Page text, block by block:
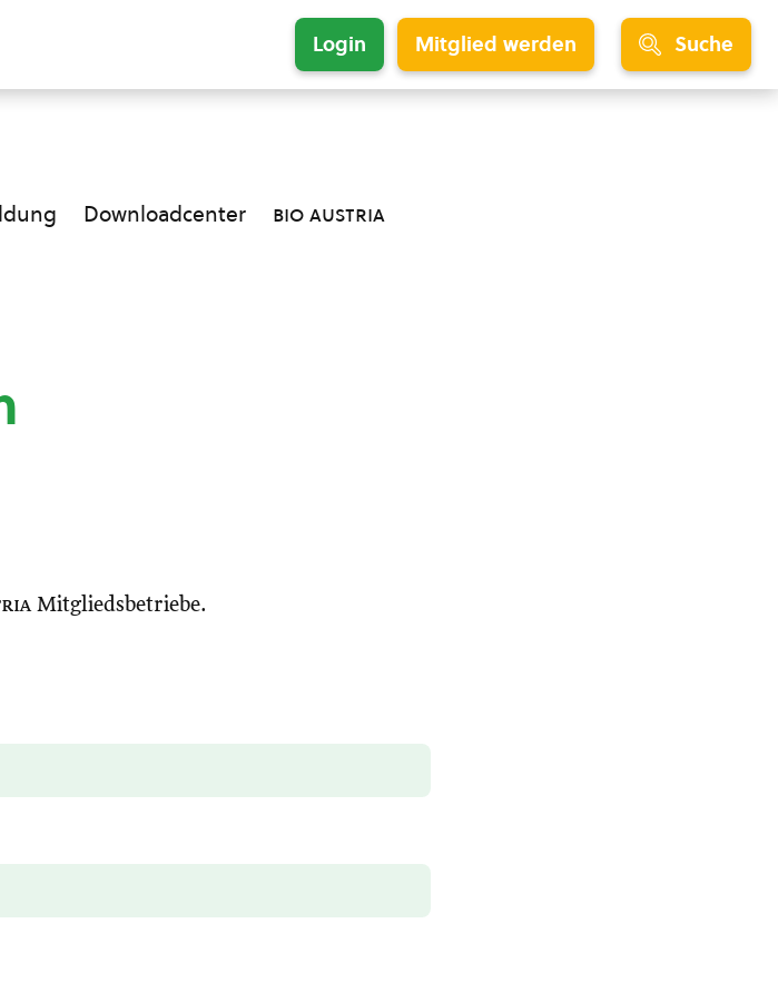
Login Mitglied werden Suche
Downloadcenter bio austria
Mitgliedsbetriebe.